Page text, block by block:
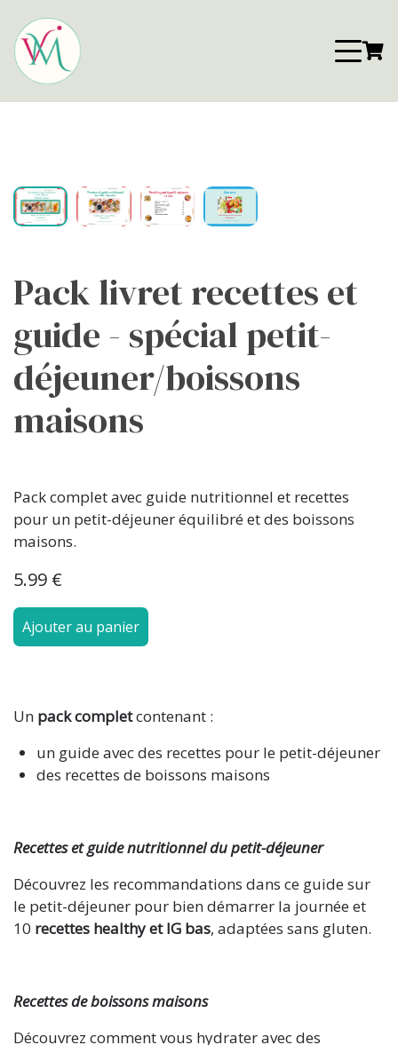
Pack livret recettes et
guide - spécial petit-
déjeuner/boissons
maisons
Pack complet avec guide nutritionnel et recettes
pour un petit-déjeuner équilibré et des boissons
maisons.
5.99 €
Ajouter au panier
Un pack completcontenant :
un guide avec des recettes pour le petit-déjeuner
des recettes de boissons maisons
Recettes et guide nutritionnel du petit-déjeuner
Découvrez les recommandations dans ce guide sur
le petit-déjeuner pour bien démarrer la journée et
10 recettes healthy et IG bas, adaptées sans gluten.
Recettes de boissons maisons
Découvrez comment vous hydrater avec des